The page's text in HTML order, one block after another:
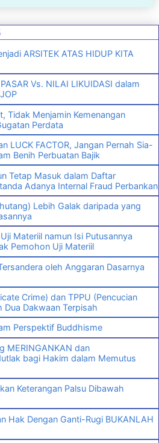
ARSITEK ATAS HIDUP KITA
Vs. NILAI LIKUIDASI dalam
Tidak Menjamin Kemenangan
Perdata
LUCK FACTOR, Jangan Pernah Sia-
Benih Perbuatan Bajik
Tetap Masuk dalam Daftar
Adanya Internal Fraud Perbankan
Lebih Galak daripada yang
Materiil namun Isi Putusannya
Pemohon Uji Materiil
oleh Anggaran Dasarnya
Crime) dan TPPU (Pencucian
Dakwaan Terpisah
Perspektif Buddhisme
MERINGANKAN dan
bagi Hakim dalam Memutus
Keterangan Palsu Dibawah
Hak Dengan Ganti-Rugi BUKANLAH